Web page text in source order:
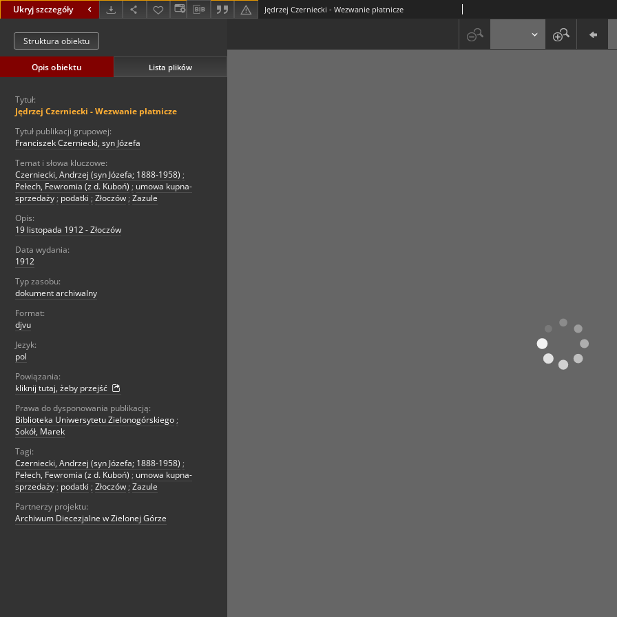
Ukryj szczegóły Jędrzej Czerniecki - Wezwanie płatnicze
Struktura obiektu
Opis obiektu Lista plików
Tytuł:
Jędrzej Czerniecki - Wezwanie płatnicze
Tytuł publikacji grupowej:
Franciszek Czerniecki, syn Józefa
Temat i słowa kluczowe:
Czerniecki, Andrzej (syn Józefa; 1888-1958) ;
Pełech, Fewromia (z d. Kuboń) ; umowa kupna-
sprzedaży ; podatki ; Złoczów ; Zazule
Opis:
19 listopada 1912 - Złoczów
Data wydania:
1912
Typ zasobu:
dokument archiwalny
Format:
djvu
Jezyk:
pol
Powiązania:
kliknij tutaj, żeby przejść
Prawa do dysponowania publikacją:
Biblioteka Uniwersytetu Zielonogórskiego ;
Sokół, Marek
Tagi:
Czerniecki, Andrzej (syn Józefa; 1888-1958) ;
Pełech, Fewromia (z d. Kuboń) ; umowa kupna-
sprzedaży ; podatki ; Złoczów ; Zazule
Partnerzy projektu:
Archiwum Diecezjalne w Zielonej Górze